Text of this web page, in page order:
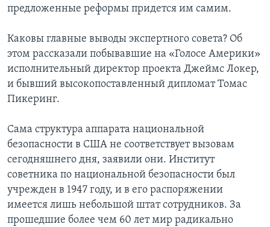
предложенные реформы придется им самим.
Каковы главные выводы экспертного совета? Об
этом рассказали побывавшие на «Голосе Америки»
исполнительный директор проекта Джеймс Локер,
и бывший высокопоставленный дипломат Томас
Пикеринг.
Сама структура аппарата национальной
безопасности в США не соответствует вызовам
сегодняшнего дня, заявили они. Институт
советника по национальной безопасности был
учрежден в 1947 году, и в его распоряжении
имеется лишь небольшой штат сотрудников. За
прошедшие более чем 60 лет мир радикально